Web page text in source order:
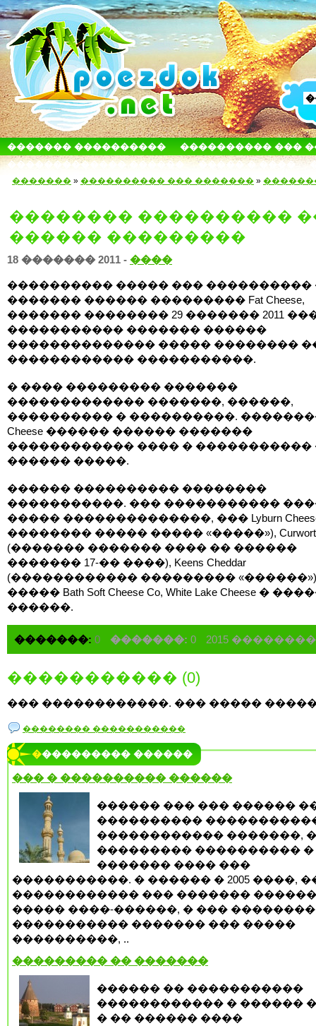
������� ����������
���������� ���
������������� ������
����� � ����
������� » ���������� ��� ������� »
�������� ����������
������ ���������
18 ������� 2011 - ����
���������� ����� ��� ����������
������� ������ ��������� Fat Cheese,
������� �������� 29 ������� 2011
����������� ������� ������
�������������� ����� ��������
������������ �����������.
� ���� ��������� �������
������������� �������, ������,
���������� � ����������.
Cheese ������ ������ �������
������������ ���� � �����������
������ �����.
������ ���������� ��������
�����������. ��� �����������
����� ��������������, ��� Lyburn
�������� ����� ����� «�����»), Curworthy
(������� ������� ���� �� ������
������� 17-�� ����), Keens Cheddar
(������������ ���������
����� Bath Soft Cheese Co, White Lake Cheese �
������.
�������: 0 �������: 0 2015
����������� (0)
��� ������������. ��� �����
�������� �����������
���������� ������
��� � ���������� ������
������ ��� ��� ������
����������
������������ �������,
��������� ���������� �
������� ���� ���
�����������. � ������ � 2005 ����,
������������ ��� ������� ������
����� ����-������, � ���
����������� ������� ��� �����
����������, ..
��������� �� �������
������ �� �����������
������������ � ������
� �� ������ ����